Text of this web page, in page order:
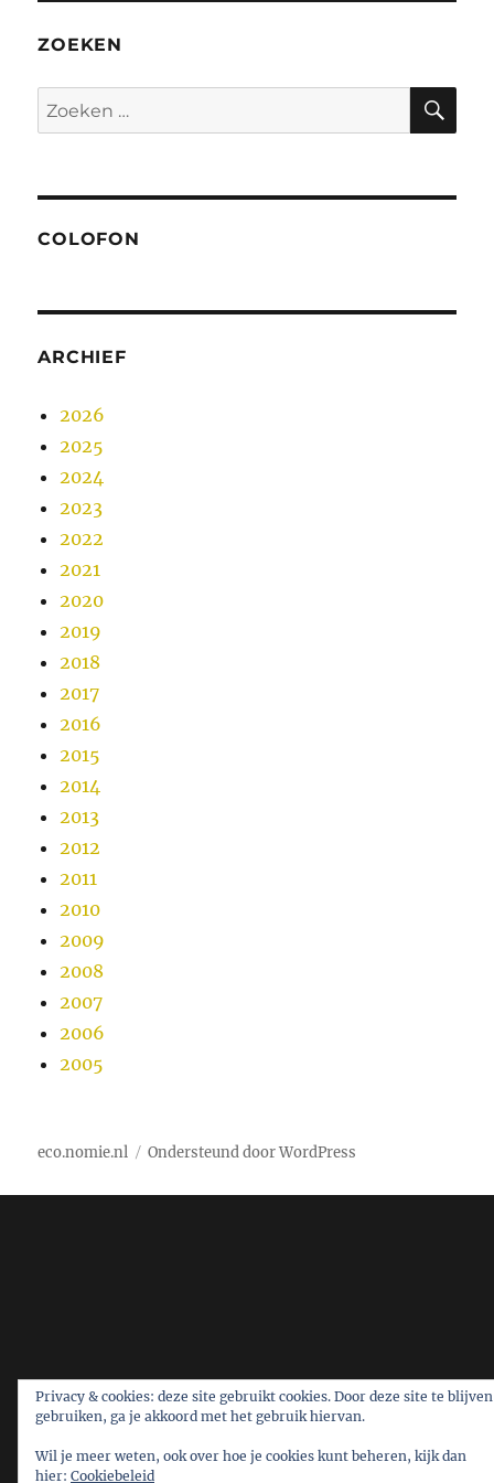
ZOEKEN
Zoeken
naar:
COLOFON
ARCHIEF
2026
2025
2024
2023
2022
2021
2020
2019
2018
2017
2016
2015
2014
2013
2012
2011
2010
2009
2008
2007
2006
2005
eco.nomie.nl Ondersteund door WordPress
Privacy & cookies: deze site gebruikt cookies. Door deze site te blijven
gebruiken, ga je akkoord met het gebruik hiervan.
Wil je meer weten, ook over hoe je cookies kunt beheren, kijk dan
hier: Cookiebeleid